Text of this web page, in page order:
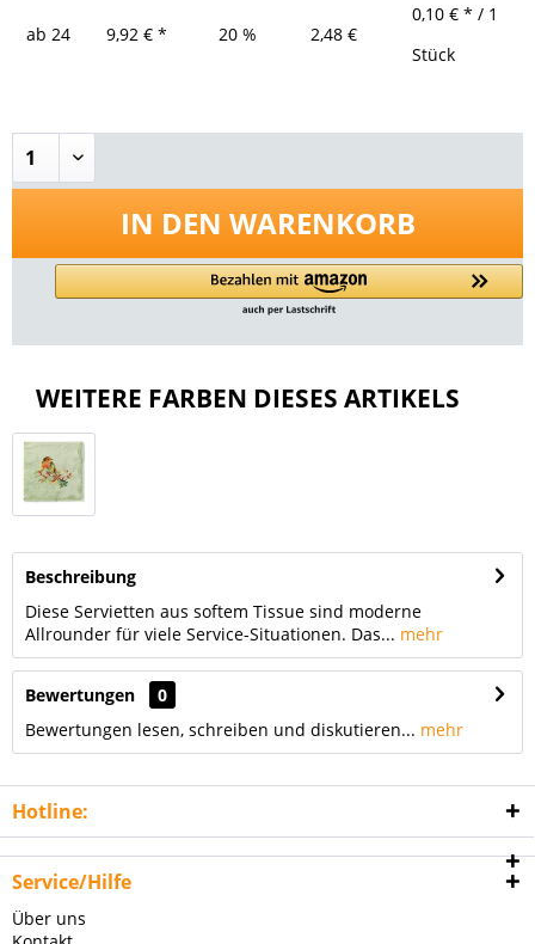
ab 24 9,92 € * 20 % 2,48 €
0,10 € * / 1
Stück
IN DEN WARENKORB
WEITERE FARBEN DIESES ARTIKELS
Beschreibung
Diese Servietten aus softem Tissue sind moderne
Allrounder für viele Service-Situationen. Das... mehr
Bewertungen
0
Bewertungen lesen, schreiben und diskutieren... mehr
Hotline:
Service/Hilfe
Über uns